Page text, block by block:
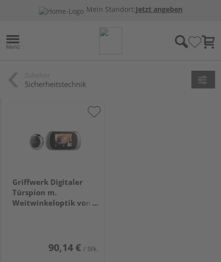
Mein Standort:Jetzt angeben
Sicherheitstechnik
Griffwerk Digitaler
Türspion m.
Weitwinkeloptik von
90,14 € / Stk.